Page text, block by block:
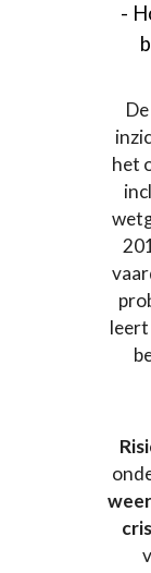
-
het
leert